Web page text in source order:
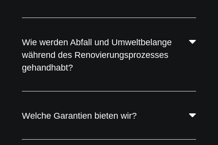
Wie werden Abfall und Umweltbelange
während des Renovierungsprozesses
gehandhabt?
Welche Garantien bieten wir?